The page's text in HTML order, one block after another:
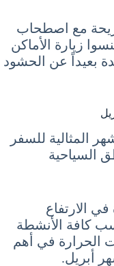
مع اصطحاب
زيارة الأماكن
بعيداً عن الحشود
المثالية للسفر
السياحية
الارتفاع
كافة الأنشطة
الحرارة في أهم
أبريل.